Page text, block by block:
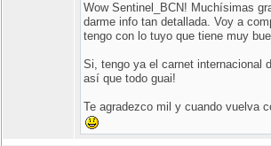
Wow Sentinel_BCN! Muchísimas
darme info tan detallada. Voy a
tengo con lo tuyo que tiene muy
Si, tengo ya el carnet internacional
así que todo guai!
Te agradezco mil y cuando vuelva